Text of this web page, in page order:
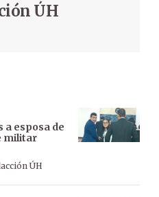
ÚH
a esposa de
militar
ÚH